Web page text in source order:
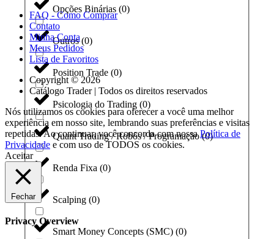
Opções Binárias (0)
Outros(0)
Position Trade (0)
Psicologia do Trading (0)
Quant Trading / Robôs / Programação(0)
Renda Fixa (0)
Scalping (0)
Smart Money Concepts (SMC) (0)
FAQ - Como Comprar
Contato
Minha Conta
Meus Pedidos
Lista de Favoritos
Copyright © 2026
Catálogo Trader | Todos os direitos reservados
Nós utilizamos os cookies para oferecer a você uma melhor
experiência em nosso site, lembrando suas preferências e visitas
repetidas. Ao continuar, você concorda com nossaPolítica de
Privacidade e com uso de TODOS os cookies.
Aceitar
Fechar
Privacy Overview